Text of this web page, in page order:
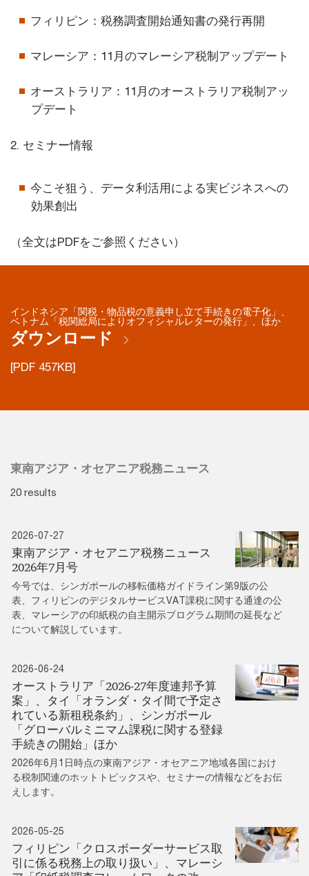
フィリピン：税務調査開始通知書の発行再開
マレーシア：11月のマレーシア税制アップデート
オーストラリア：11月のオーストラリア税制アッ
プデート
2. セミナー情報
今こそ狙う、データ利活用による実ビジネスへの
効果創出
（全文はPDFをご参照ください）
インドネシア「関税・物品税の意義申し立て手続きの電子化」、
ベトナム「税関総局によりオフィシャルレターの発行」、ほか
ダウンロード
[PDF 457KB]
東南アジア・オセアニア税務ニュース
20 results
2026-07-27
東南アジア・オセアニア税務ニュース
2026年7月号
今号では、シンガポールの移転価格ガイドライン第9版の公
表、フィリピンのデジタルサービスVAT課税に関する通達の公
表、マレーシアの印紙税の自主開示プログラム期間の延長など
について解説しています。
2026-06-24
オーストラリア「2026-27年度連邦予算
案」、タイ「オランダ・タイ間で予定さ
れている新租税条約」、シンガポール
「グローバルミニマム課税に関する登録
手続きの開始」ほか
2026年6月1日時点の東南アジア・オセアニア地域各国におけ
る税制関連のホットトピックスや、セミナーの情報などをお伝
えします。
2026-05-25
フィリピン「クロスボーダーサービス取
引に係る税務上の取り扱い」、マレーシ